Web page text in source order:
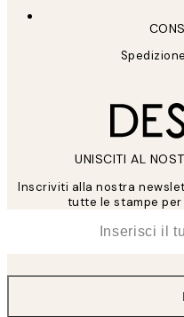
UNISCITI AL
Inscriviti alla nostra
tutte le stampe